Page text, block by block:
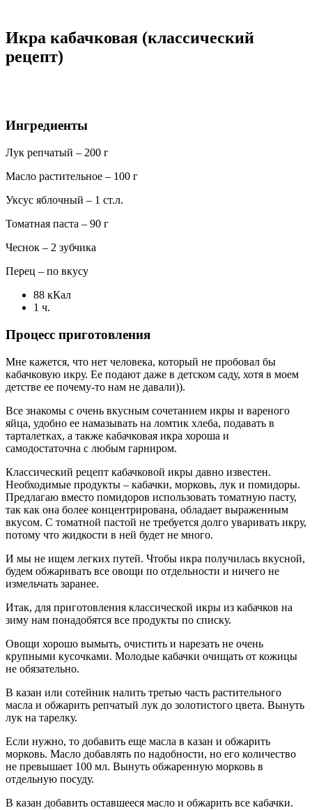
Икра кабачковая (классический
рецепт)
Ингредиенты
Лук репчатый – 200 г
Масло растительное – 100 г
Уксус яблочный – 1 ст.л.
Томатная паста – 90 г
Чеснок – 2 зубчика
Перец – по вкусу
88 кКал
1 ч.
Процесс приготовления
Мне кажется, что нет человека, который не пробовал бы
кабачковую икру. Ее подают даже в детском саду, хотя в моем
детстве ее почему-то нам не давали)).
Все знакомы с очень вкусным сочетанием икры и вареного
яйца, удобно ее намазывать на ломтик хлеба, подавать в
тарталетках, а также кабачковая икра хороша и
самодостаточна с любым гарниром.
Классический рецепт кабачковой икры давно известен.
Необходимые продукты – кабачки, морковь, лук и помидоры.
Предлагаю вместо помидоров использовать томатную пасту,
так как она более концентрирована, обладает выраженным
вкусом. С томатной пастой не требуется долго уваривать икру,
потому что жидкости в ней будет не много.
И мы не ищем легких путей. Чтобы икра получилась вкусной,
будем обжаривать все овощи по отдельности и ничего не
измельчать заранее.
Итак, для приготовления классической икры из кабачков на
зиму нам понадобятся все продукты по списку.
Овощи хорошо вымыть, очистить и нарезать не очень
крупными кусочками. Молодые кабачки очищать от кожицы
не обязательно.
В казан или сотейник налить третью часть растительного
масла и обжарить репчатый лук до золотистого цвета. Вынуть
лук на тарелку.
Если нужно, то добавить еще масла в казан и обжарить
морковь. Масло добавлять по надобности, но его количество
не превышает 100 мл. Вынуть обжаренную морковь в
отдельную посуду.
В казан добавить оставшееся масло и обжарить все кабачки.